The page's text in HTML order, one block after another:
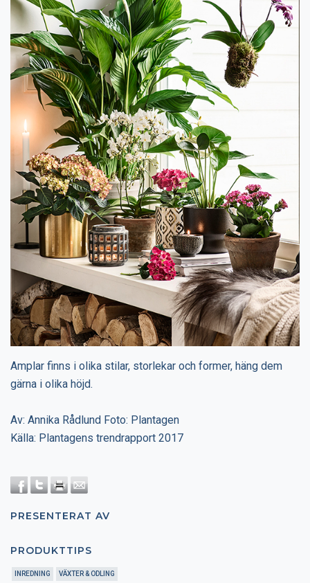
Amplar finns i olika stilar, storlekar och former, häng dem
gärna i olika höjd.
Av: Annika Rådlund Foto: Plantagen
Källa: Plantagens trendrapport 2017
PRESENTERAT AV
PRODUKTTIPS
INREDNING VÄXTER & ODLING